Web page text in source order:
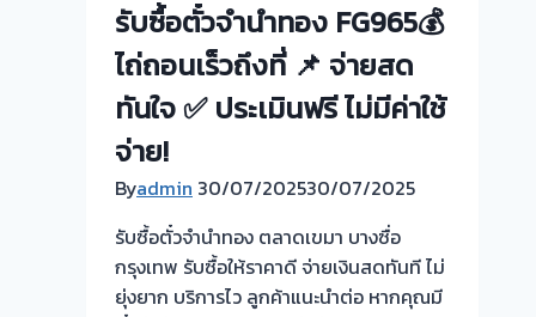
ที่
ลูกค้า
สะดวก
จ่าย
หลัง
ไถ่ถอน
ไม่
ต้อง
|
ย่าน
กทม
งาน
นี้
ครับ
!
รับซื้อตั๋วจำนำทอง FG965💰
ไถ่ถอนเร็วถึงที่ 📌 จ่ายสด
ทันใจ ✅ ประเมินฟรี ไม่มีค่าใช้
จ่าย!
Byadmin 30/07/202530/07/2025
รับซื้อตั๋วจำนำทอง ตลาดเขมา บางซื่อ
กรุงเทพ รับซื้อให้ราคาดี จ่ายเงินสดทันที ไม่
ยุ่งยาก บริการไว ลูกค้าแนะนำต่อ หากคุณมี